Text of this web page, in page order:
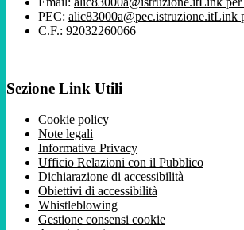
PEC: alic83000a@pec.istruzione.itLink
C.F.: 92032260066
Sezione Link Utili
Cookie policy
Note legali
Informativa Privacy
Ufficio Relazioni con il Pubblico
Dichiarazione di accessibilità
Obiettivi di accessibilità
Whistleblowing
Gestione consensi cookie